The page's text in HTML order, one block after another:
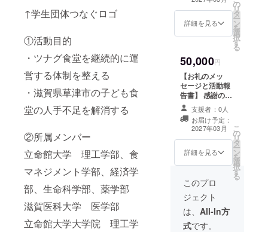
↑学生団体つなぐロゴ
①活動目的
・ツナグ食堂を継続的に運
営する体制を整える
・滋賀県草津市の子ども食
堂の人手不足を解消する
②所属メンバー
立命館大学 理工学部、食
マネジメント学部、経済学
部、生命科学部、薬学部
滋賀医科大学 医学部
立命館大学大学院 理工学
す。また、年度
末までに実施し
た活動を報告書
円、50,000のリ
ターンと同じ内
容になります。
詳細を見る
の
リ
タ
ー
ン
を
選
択
す
る
50,000円
【お礼のメッ
セージと活動報
告書】 感謝の気
持ちを込めて、
お礼のメッセー
ジをお送りしま
す。また、年度
末までに実施し
た活動を報告書
ターンは10,000
円、30,000のリ
ターンと同じ内
容になります。
支援者：0人
お届け予定：
2027年03月
詳細を見る
こ
の
リ
タ
ー
ン
を
選
択
す
る
このプロ
ジェクト
は、 All-In方
式です。